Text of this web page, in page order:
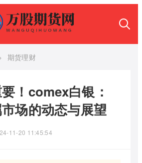
期货理财
！comex白银：
场的动态与展望
11-20 11:45:54